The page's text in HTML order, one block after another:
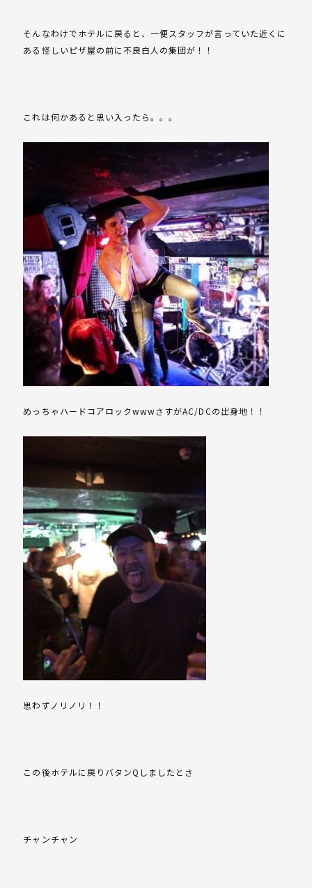
そんなわけでホテルに戻ると、一便スタッフが言っていた近くに
ある怪しいピザ屋の前に不良白人の集団が！！
これは何かあると思い入ったら。。。
めっちゃハードコアロックwwwさすがAC/DCの出身地！！
思わずノリノリ！！
この後ホテルに戻りバタンQしましたとさ
チャンチャン